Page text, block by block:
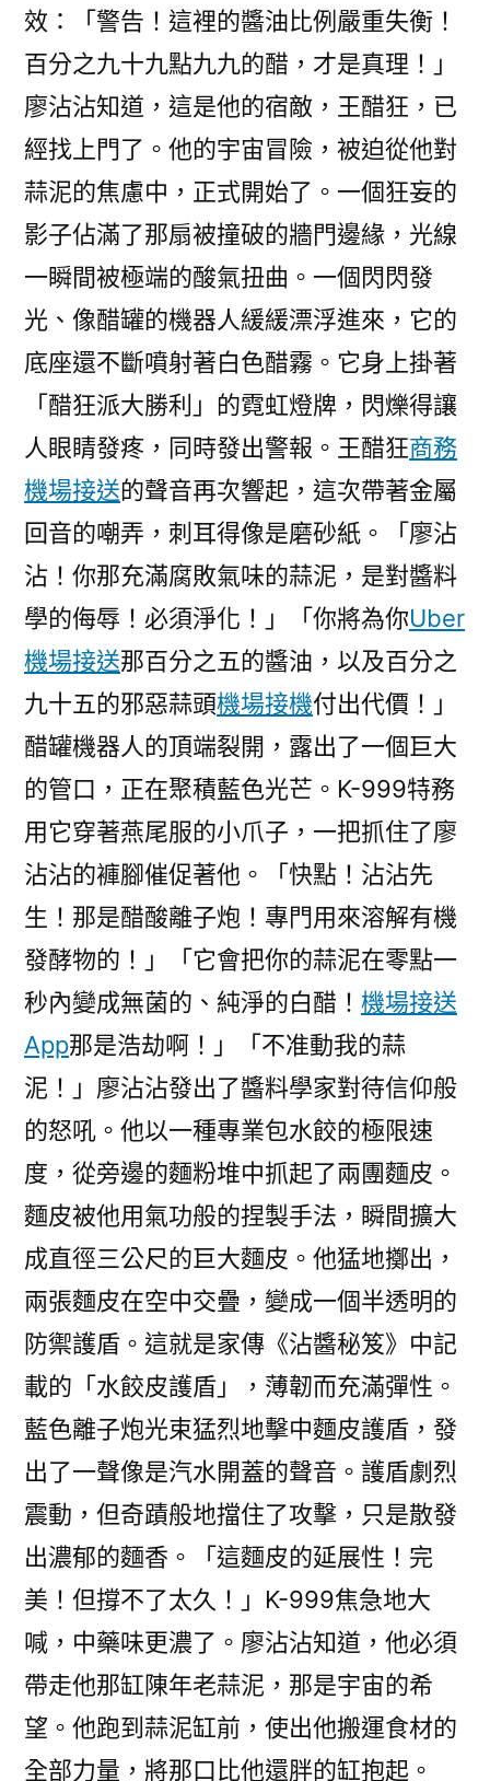
效：「警告！這裡的醬油比例嚴重失衡！
百分之九十九點九九的醋，才是真理！」
廖沾沾知道，這是他的宿敵，王醋狂，已
經找上門了。他的宇宙冒險，被迫從他對
蒜泥的焦慮中，正式開始了。一個狂妄的
影子佔滿了那扇被撞破的牆門邊緣，光線
一瞬間被極端的酸氣扭曲。一個閃閃發
光、像醋罐的機器人緩緩漂浮進來，它的
底座還不斷噴射著白色醋霧。它身上掛著
「醋狂派大勝利」的霓虹燈牌，閃爍得讓
人眼睛發疼，同時發出警報。王醋狂商務
機場接送的聲音再次響起，這次帶著金屬
回音的嘲弄，刺耳得像是磨砂紙。「廖沾
沾！你那充滿腐敗氣味的蒜泥，是對醬料
學的侮辱！必須淨化！」「你將為你Uber
機場接送那百分之五的醬油，以及百分之
九十五的邪惡蒜頭機場接機付出代價！」
醋罐機器人的頂端裂開，露出了一個巨大
的管口，正在聚積藍色光芒。K-999特務
用它穿著燕尾服的小爪子，一把抓住了廖
沾沾的褲腳催促著他。「快點！沾沾先
生！那是醋酸離子炮！專門用來溶解有機
發酵物的！」「它會把你的蒜泥在零點一
秒內變成無菌的、純淨的白醋！ 機場接送
App那是浩劫啊！」「不准動我的蒜
泥！」廖沾沾發出了醬料學家對待信仰般
的怒吼。他以一種專業包水餃的極限速
度，從旁邊的麵粉堆中抓起了兩團麵皮。
麵皮被他用氣功般的捏製手法，瞬間擴大
成直徑三公尺的巨大麵皮。他猛地擲出，
兩張麵皮在空中交疊，變成一個半透明的
防禦護盾。這就是家傳《沾醬秘笈》中記
載的「水餃皮護盾」，薄韌而充滿彈性。
藍色離子炮光束猛烈地擊中麵皮護盾，發
出了一聲像是汽水開蓋的聲音。護盾劇烈
震動，但奇蹟般地擋住了攻擊，只是散發
出濃郁的麵香。「這麵皮的延展性！完
美！但撐不了太久！」K-999焦急地大
喊，中藥味更濃了。廖沾沾知道，他必須
帶走他那缸陳年老蒜泥，那是宇宙的希
望。他跑到蒜泥缸前，使出他搬運食材的
全部力量，將那口比他還胖的缸抱起。